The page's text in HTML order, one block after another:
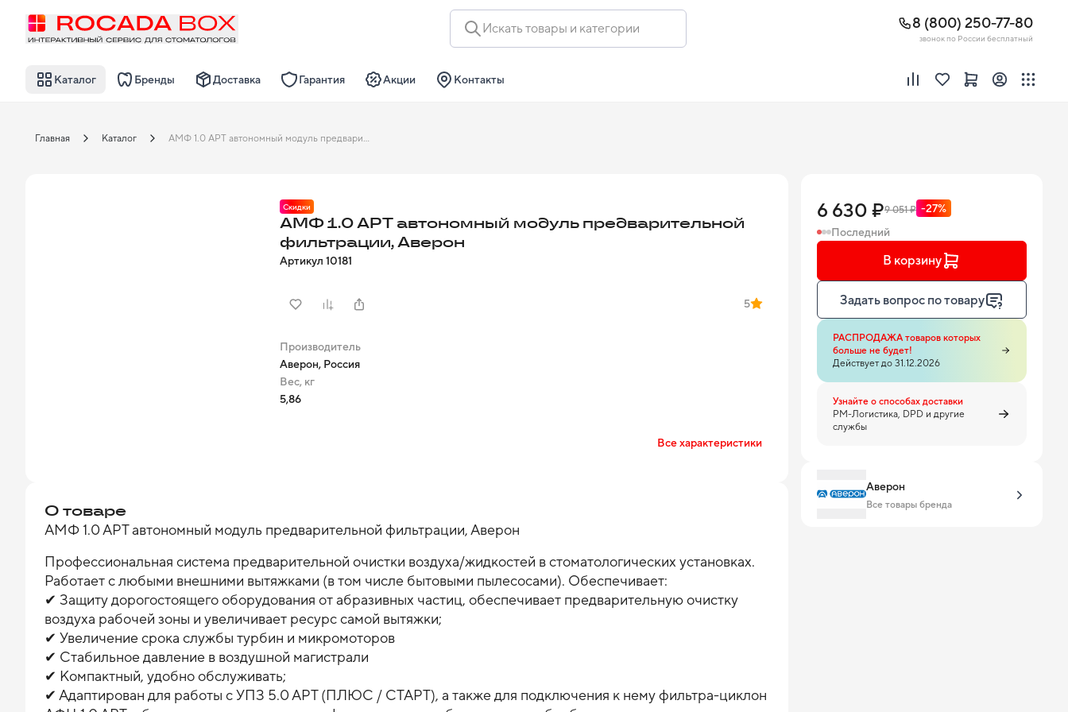
Искать товары и категории 8 (800) 250-77-80
звонок по России бесплатный
Каталог Бренды Доставка Гарантия Акции Контакты
Главная Каталог АМФ 1.0 АРТ автономный модуль предварительной фильтрации, Аверон
Скидки
АМФ 1.0 АРТ автономный модуль предварительной
фильтрации, Аверон
Артикул 10181
5
Производитель
Аверон, Россия
Вес, кг
5,86
Все характеристики
О товаре
АМФ 1.0 АРТ автономный модуль предварительной фильтрации, Аверон
Профессиональная система предварительной очистки воздуха/жидкостей в стоматологических установках.
Работает с любыми внешними вытяжками (в том числе бытовыми пылесосами). Обеспечивает:
✔ Защиту дорогостоящего оборудования от абразивных частиц, обеспечивает предварительную очистку
воздуха рабочей зоны и увеличивает ресурс самой вытяжки;
✔ Увеличение срока службы турбин и микромоторов
✔ Стабильное давление в воздушной магистрали
✔ Компактный, удобно обслуживать;
✔ Адаптирован для работы с УПЗ 5.0 АРТ (ПЛЮС / СТАРТ), а также для подключения к нему фильтра-циклон
6 630 ₽9 051 ₽ -27%
Последний
В корзину
Задать вопрос по товару
РАСПРОДАЖА товаров которых
больше не будет!
Действует до 31.12.2026
Узнайте о способах доставки
PM-Логистика, DPD и другие
службы
Аверон
Все товары бренда